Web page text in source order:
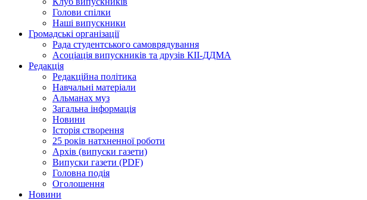
Голови спілки
Наші випускники
Громадські організації
Рада студентського самоврядування
Асоціація випускників та друзів КІІ-ДДМА
Редакція
Редакційна політика
Навчальні матеріали
Альманах муз
Загальна інформація
Новини
Історія створення
25 років натхненної роботи
Архів (випуски газети)
Випуски газети (PDF)
Головна подія
Оголошення
Новини